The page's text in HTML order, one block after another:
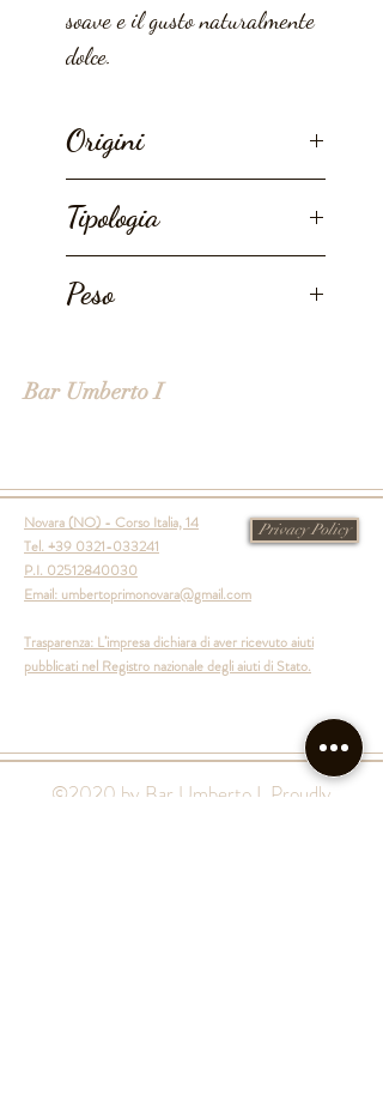
soave e il gusto naturalmente
dolce.
Origini
Tipologia
Biologica.
Peso
Bar Umberto I
Novara (NO) - Corso Italia, 14
Tel. +39 0321-033241
P.I. 02512840030
Email: umbertoprimonovara@gmail.com
Trasparenza: L’impresa dichiara di aver ricevuto aiuti
pubblicati nel Registro nazionale degli aiuti di Stato.
Privacy Policy
©2020 by Bar Umberto I. Proudly